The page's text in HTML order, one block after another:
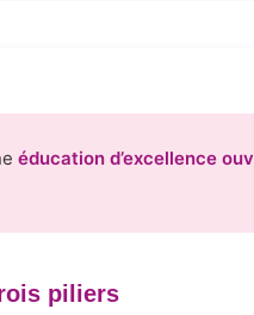
éducation d’excellence
piliers